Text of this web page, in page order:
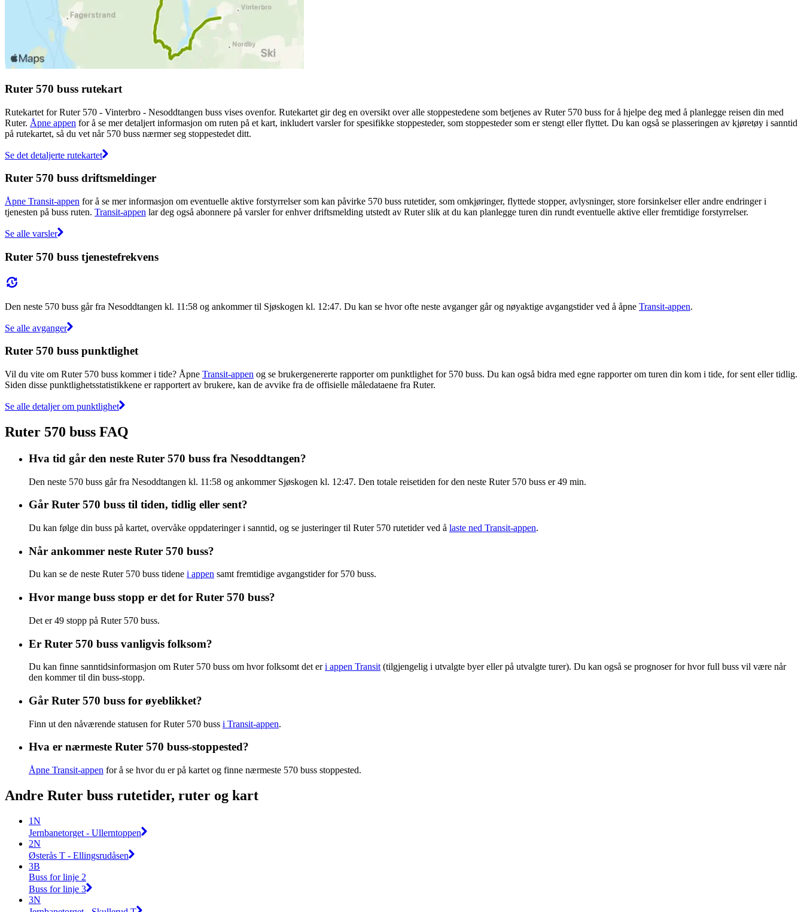
Ruter 570 buss rutekart
Rutekartet for Ruter 570 - Vinterbro - Nesoddtangen buss vises ovenfor. Rutekartet gir deg en oversikt over alle stoppestedene som betjenes av Ruter 570 buss for å hjelpe deg med å planlegge reisen din med
Ruter. Åpne appen for å se mer detaljert informasjon om ruten på et kart, inkludert varsler for spesifikke stoppesteder, som stoppesteder som er stengt eller flyttet. Du kan også se plasseringen av kjøretøy i sanntid
på rutekartet, så du vet når 570 buss nærmer seg stoppestedet ditt.
Se det detaljerte rutekartet
Ruter 570 buss driftsmeldinger
Åpne Transit-appen for å se mer informasjon om eventuelle aktive forstyrrelser som kan påvirke 570 buss rutetider, som omkjøringer, flyttede stopper, avlysninger, store forsinkelser eller andre endringer i
tjenesten på buss ruten. Transit-appen lar deg også abonnere på varsler for enhver driftsmelding utstedt av Ruter slik at du kan planlegge turen din rundt eventuelle aktive eller fremtidige forstyrrelser.
Se alle varsler
Ruter 570 buss tjenestefrekvens
Den neste 570 buss går fra Nesoddtangen kl. 11:58 og ankommer til Sjøskogen kl. 12:47. Du kan se hvor ofte neste avganger går og nøyaktige avgangstider ved å åpne Transit-appen.
Se alle avganger
Ruter 570 buss punktlighet
Vil du vite om Ruter 570 buss kommer i tide? Åpne Transit-appen og se brukergenererte rapporter om punktlighet for 570 buss. Du kan også bidra med egne rapporter om turen din kom i tide, for sent eller tidlig.
Siden disse punktlighetsstatistikkene er rapportert av brukere, kan de avvike fra de offisielle måledataene fra Ruter.
Se alle detaljer om punktlighet
Ruter 570 buss FAQ
Hva tid går den neste Ruter 570 buss fra Nesoddtangen?
Den neste 570 buss går fra Nesoddtangen kl. 11:58 og ankommer Sjøskogen kl. 12:47. Den totale reisetiden for den neste Ruter 570 buss er 49 min.
Går Ruter 570 buss til tiden, tidlig eller sent?
Du kan følge din buss på kartet, overvåke oppdateringer i sanntid, og se justeringer til Ruter 570 rutetider ved å laste ned Transit-appen.
Når ankommer neste Ruter 570 buss?
Du kan se de neste Ruter 570 buss tidene i appen samt fremtidige avgangstider for 570 buss.
Hvor mange buss stopp er det for Ruter 570 buss?
Det er 49 stopp på Ruter 570 buss.
Er Ruter 570 buss vanligvis folksom?
Du kan finne sanntidsinformasjon om Ruter 570 buss om hvor folksomt det eri appen Transit (tilgjengelig i utvalgte byer eller på utvalgte turer). Du kan også se prognoser for hvor full buss vil være når
den kommer til din buss-stopp.
Går Ruter 570 buss for øyeblikket?
Finn ut den nåværende statusen for Ruter 570 buss i Transit-appen.
Hva er nærmeste Ruter 570 buss-stoppested?
Åpne Transit-appen for å se hvor du er på kartet og finne nærmeste 570 buss stoppested.
Andre Ruter buss rutetider, ruter og kart
1N
Jernbanetorget - Ullerntoppen
2N
Østerås T - Ellingsrudåsen
3B
Buss for linje 2
Buss for linje 3
3N